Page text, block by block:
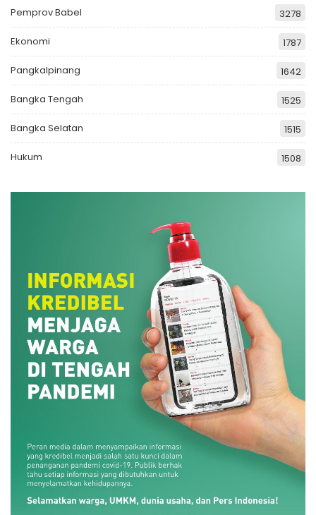
Pemprov Babel 3278
Ekonomi 1787
Pangkalpinang 1642
Bangka Tengah 1525
Bangka Selatan 1515
Hukum 1508